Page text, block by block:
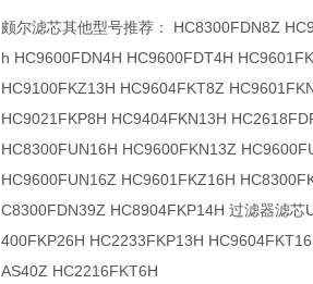
颇尔滤芯其他型号推荐： HC8300FDN8Z
h HC9600FDN4H HC9600FDT4H
HC9100FKZ13H HC9604FKT8Z
HC9021FKP8H HC9404FKN13H
HC8300FUN16H HC9600FKN13Z
HC9600FUN16Z HC9601FKZ16H
C8300FDN39Z HC8904FKP14H 过滤器滤
400FKP26H HC2233FKP13H
AS40Z HC2216FKT6H